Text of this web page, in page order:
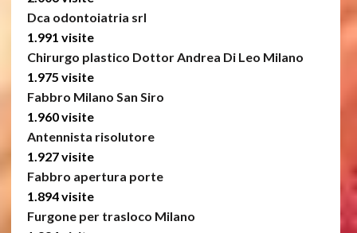
Dca odontoiatria srl
1.991 visite
Chirurgo plastico Dottor Andrea Di Leo Milano
1.975 visite
Fabbro Milano San Siro
1.960 visite
Antennista risolutore
1.927 visite
Fabbro apertura porte
1.894 visite
Furgone per trasloco Milano